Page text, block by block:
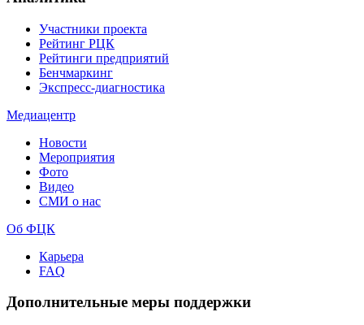
Участники проекта
Рейтинг РЦК
Рейтинги предприятий
Бенчмаркинг
Экспресс-диагностика
Медиацентр
Новости
Мероприятия
Фото
Видео
СМИ о нас
Об ФЦК
Карьера
FAQ
Дополнительные меры поддержки